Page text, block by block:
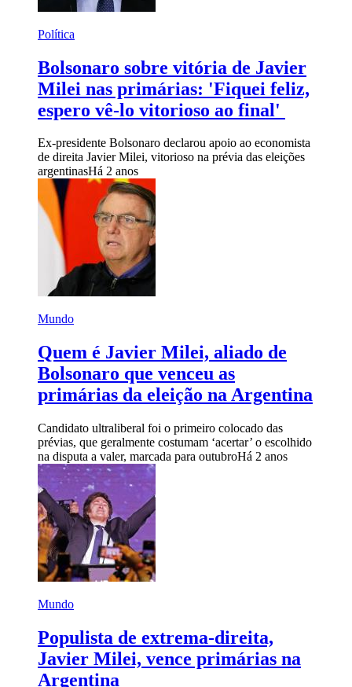
Política
Bolsonaro sobre vitória de Javier
Milei nas primárias: 'Fiquei feliz,
espero vê-lo vitorioso ao final'
Ex-presidente Bolsonaro declarou apoio ao economista
de direita Javier Milei, vitorioso na prévia das eleições
argentinasHá 2 anos
Mundo
Quem é Javier Milei, aliado de
Bolsonaro que venceu as
primárias da eleição na Argentina
Candidato ultraliberal foi o primeiro colocado das
prévias, que geralmente costumam ‘acertar’ o escolhido
na disputa a valer, marcada para outubroHá 2 anos
Mundo
Populista de extrema-direita,
Javier Milei, vence primárias na
Argentina